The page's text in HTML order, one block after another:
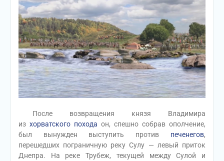
После возвращения князя Владимира
из хорватского похода он, спешно собрав ополчение,
был вынужден выступить против печенегов,
перешедших пограничную реку Сулу — левый приток
Днепра. На реке Трубеж, текущей между Сулой и